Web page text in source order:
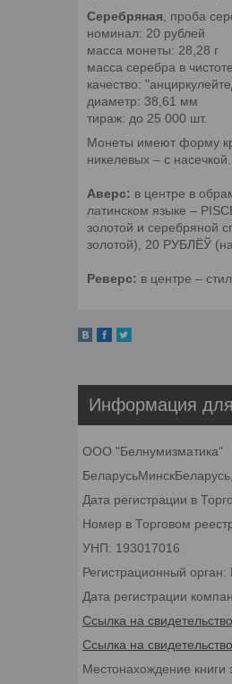
Серебряная , проба
номинал: 20 рублей
масса монеты: 28,28 г
масса серебра в
качество:
диаметр: 38,61 мм
тираж: до 25 000 шт.
Монеты имеют форму
никелевых – с насечкой.
Аверс: в центре в
латинском языке –
золотой и серебряной
золотой), 20 РУБЛЁЎ
Реверс: в центре –
Информация для
ООО "Белнумизматика"
Дата регистрации в
Номер в Торговом
УНП: 193017016
Регистрационный
Дата регистрации
Ссылка на
Ссылка на
Местонахождение